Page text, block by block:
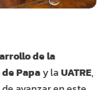
de la
de Papay laUATRE,